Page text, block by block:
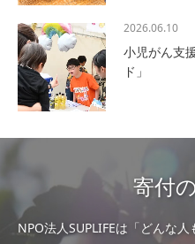
2026.06.10
小児がん支
ド」
寄付
NPO法人SUPLIFEは「どんな